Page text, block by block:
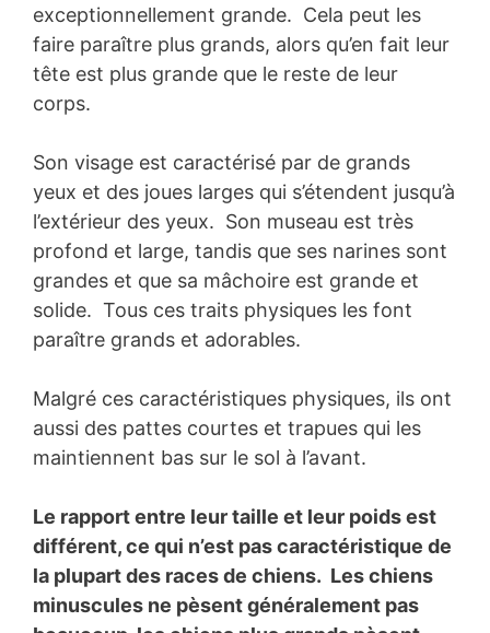
exceptionnellement grande. Cela peut les
faire paraître plus grands, alors qu’en fait leur
tête est plus grande que le reste de leur
corps.
Son visage est caractérisé par de grands
yeux et des joues larges qui s’étendent jusqu’à
l’extérieur des yeux. Son museau est très
profond et large, tandis que ses narines sont
grandes et que sa mâchoire est grande et
solide. Tous ces traits physiques les font
paraître grands et adorables.
Malgré ces caractéristiques physiques, ils ont
aussi des pattes courtes et trapues qui les
maintiennent bas sur le sol à l’avant.
Le rapport entre leur taille et leur poids est
différent, ce qui n’est pas caractéristique de
la plupart des races de chiens. Les chiens
minuscules ne pèsent généralement pas